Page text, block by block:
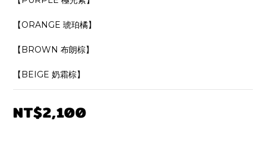
【ORANGE 琥珀橘】
【BROWN 布朗棕】
【BEIGE 奶霜棕】
NT$2,100